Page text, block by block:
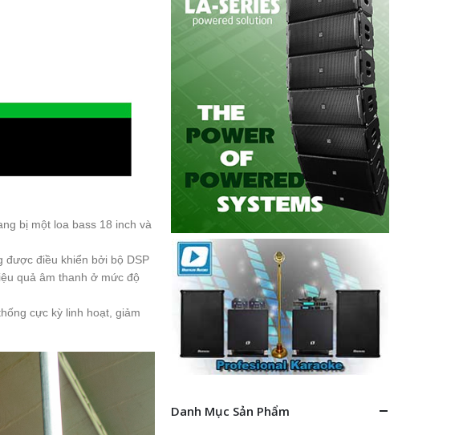
bị một loa bass 18 inch và
được điều khiển bởi bộ DSP
quả âm thanh ở mức độ
cực kỳ linh hoạt, giảm
Danh Mục Sản Phẩm